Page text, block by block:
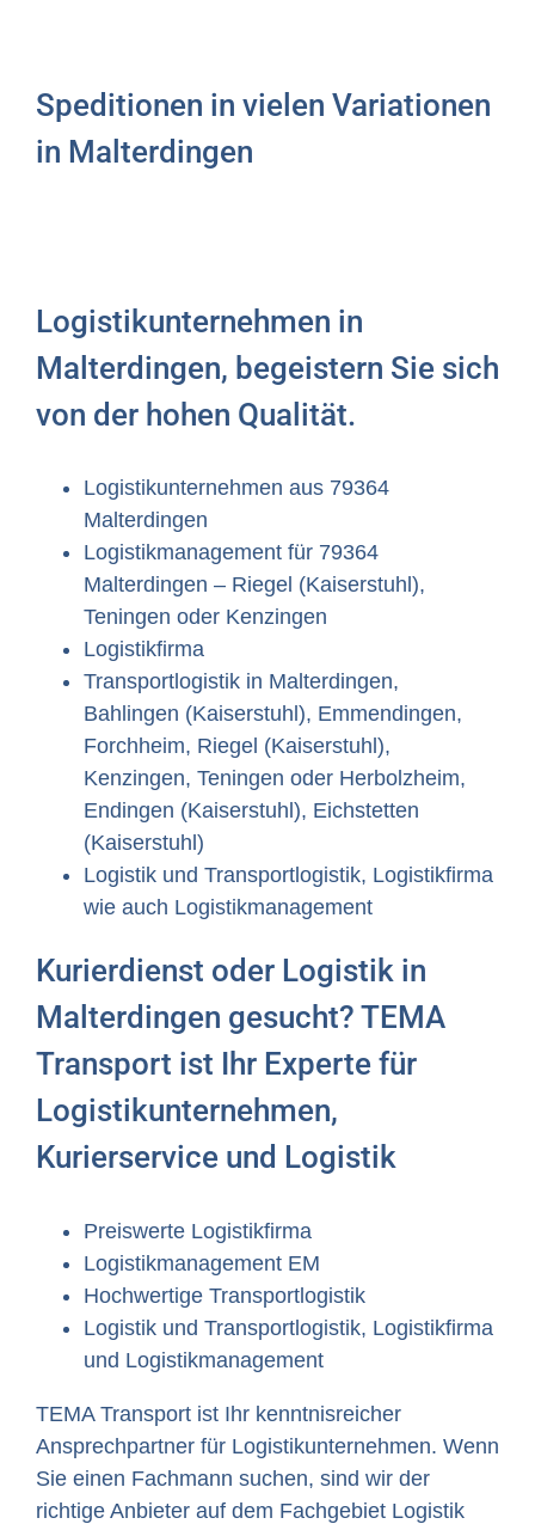
Speditionen in vielen Variationen
in Malterdingen
Logistikunternehmen in
Malterdingen, begeistern Sie sich
von der hohen Qualität.
Logistikunternehmen aus 79364
Malterdingen
Logistikmanagement für 79364
Malterdingen – Riegel (Kaiserstuhl),
Teningen oder Kenzingen
Logistikfirma
Transportlogistik in Malterdingen,
Bahlingen (Kaiserstuhl), Emmendingen,
Forchheim, Riegel (Kaiserstuhl),
Kenzingen, Teningen oder Herbolzheim,
Endingen (Kaiserstuhl), Eichstetten
(Kaiserstuhl)
Logistik und Transportlogistik, Logistikfirma
wie auch Logistikmanagement
Kurierdienst oder Logistik in
Malterdingen gesucht? TEMA
Transport ist Ihr Experte für
Logistikunternehmen,
Kurierservice und Logistik
Preiswerte Logistikfirma
Logistikmanagement EM
Hochwertige Transportlogistik
Logistik und Transportlogistik, Logistikfirma
und Logistikmanagement
TEMA Transport ist Ihr kenntnisreicher
Ansprechpartner für Logistikunternehmen. Wenn
Sie einen Fachmann suchen, sind wir der
richtige Anbieter auf dem Fachgebiet Logistik